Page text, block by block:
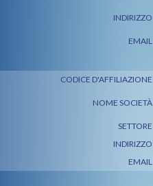
INDIRIZZO
EMAIL
CODICE D'AFFILIAZIONE
NOME SOCIETÀ
SETTORE
INDIRIZZO
EMAIL